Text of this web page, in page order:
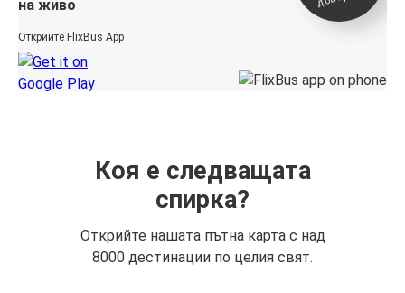
на живо
Открийте FlixBus App
Коя е следващата
спирка?
Открийте нашата пътна карта с над
8000 дестинации по целия свят.